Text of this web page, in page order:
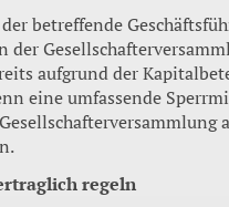
be­treffende
der
aufgrund der
eine um­fassende
regeln